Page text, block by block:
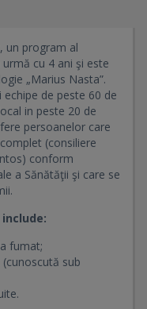
, un program al
cu 4 ani şi este
„Marius Nasta”.
de peste 60 de
in peste 20 de
persoanelor care
(consiliere
conform
a Sănătăţii şi care se
fumat;
sub